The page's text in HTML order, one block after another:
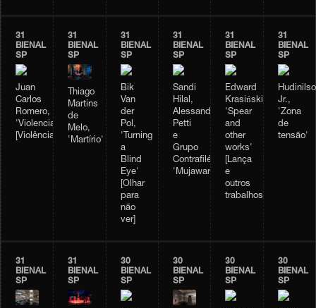
31
BIENAL
SP
Juan
Carlos
Romero,
'Violencia'
[Violência]
31
BIENAL
SP
Thiago
Martins
de
Melo,
'Martírio'
31
BIENAL
SP
Bik
Van
der
Pol,
'Turning
a
Blind
Eye'
[Olhar
para
não
ver]
31
BIENAL
SP
Sandi
Hilal,
Alessandro
Petti
e
Grupo
Contrafilé,
'Mujawara'
31
BIENAL
SP
Edward
Krasiński,
'Spear
and
other
works'
[Lança
e
outros
trabalhos]
31
BIENAL
SP
Jr.,
'Zona
de
tensão'
31
BIENAL
SP
31
BIENAL
SP
30
BIENAL
SP
30
BIENAL
SP
30
BIENAL
SP
30
BIENAL
SP